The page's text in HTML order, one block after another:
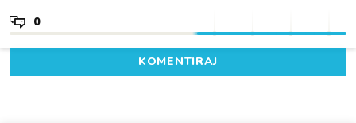
0
KOMENTIRAJ